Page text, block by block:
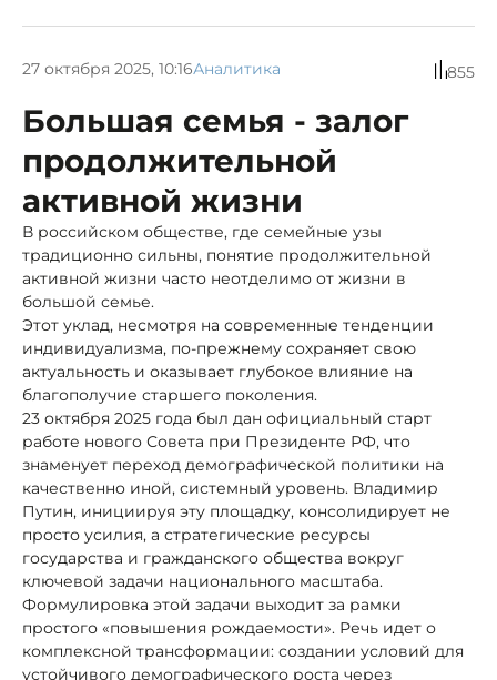
27 октября 2025, 10:16Аналитика 855
Большая семья - залог
продолжительной
активной жизни
В российском обществе, где семейные узы
традиционно сильны, понятие продолжительной
активной жизни часто неотделимо от жизни в
большой семье.
Этот уклад, несмотря на современные тенденции
индивидуализма, по-прежнему сохраняет свою
актуальность и оказывает глубокое влияние на
благополучие старшего поколения.
23 октября 2025 года был дан официальный старт
работе нового Совета при Президенте РФ, что
знаменует переход демографической политики на
качественно иной, системный уровень. Владимир
Путин, инициируя эту площадку, консолидирует не
просто усилия, а стратегические ресурсы
государства и гражданского общества вокруг
ключевой задачи национального масштаба.
Формулировка этой задачи выходит за рамки
простого «повышения рождаемости». Речь идет о
комплексной трансформации: создании условий для
устойчивого демографического роста через